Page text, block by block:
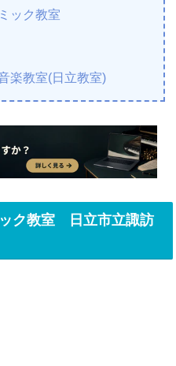
ック教室
楽教室(日立教室)
ク教室 日立市立諏訪